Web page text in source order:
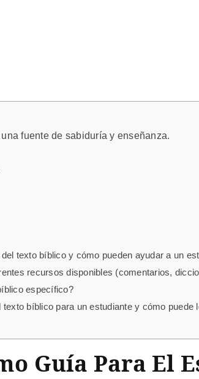
fuente de sabiduría y enseñanza.
texto bíblico y cómo pueden ayudar a un
recursos disponibles (comentarios,
específico?
bíblico para un estudiante y cómo
Guía Para El